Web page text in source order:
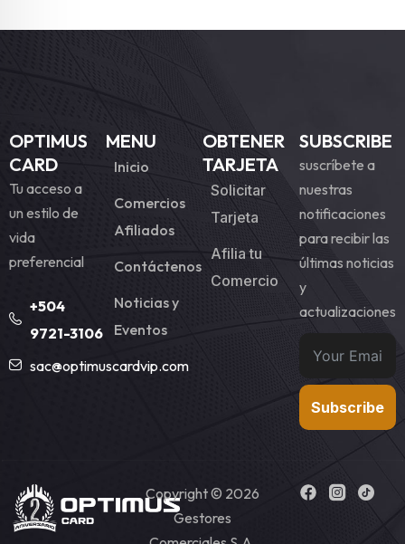
OPTIMUS
CARD
Tu acceso a
un estilo de
vida
preferencial
+504
9721-3106
sac@optimuscardvip.com
MENU
Inicio
Comercios
Afiliados
Contáctenos
Noticias y
Eventos
OBTENER
TARJETA
Solicitar
Tarjeta
Afilia tu
Comercio
SUBSCRIBE
suscríbete a
nuestras
notificaciones
para recibir las
últimas noticias
y
actualizaciones
Subscribe
Copyright © 2026
Gestores